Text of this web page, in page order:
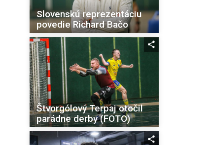
Slovenskú reprezentáciu
povedie Richard Bačo
Štvorgólový Terpaj otočil
parádne derby (FOTO)